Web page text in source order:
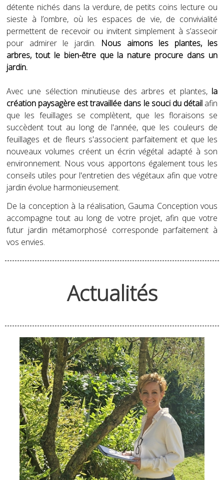
détente nichés dans la verdure, de petits coins lecture ou
sieste à l’ombre, où les espaces de vie, de convivialité
permettent de recevoir ou invitent simplement à s’asseoir
pour admirer le jardin. Nous aimons les plantes, les
arbres, tout le bien-être que la nature procure dans un
jardin.
Avec une sélection minutieuse des arbres et plantes,la
création paysagère est travaillée dans le souci du détail afin
que les feuillages se complètent, que les floraisons se
succèdent tout au long de l'année, que les couleurs de
feuillages et de fleurs s'associent parfaitement et que les
nouveaux volumes créent un écrin végétal adapté à son
environnement. Nous vous apportons également tous les
conseils utiles pour l'entretien des végétaux afin que votre
jardin évolue harmonieusement.
De la conception à la réalisation, Gauma Conception vous
accompagne tout au long de votre projet, afin que votre
futur jardin métamorphosé corresponde parfaitement à
vos envies.
Actualités